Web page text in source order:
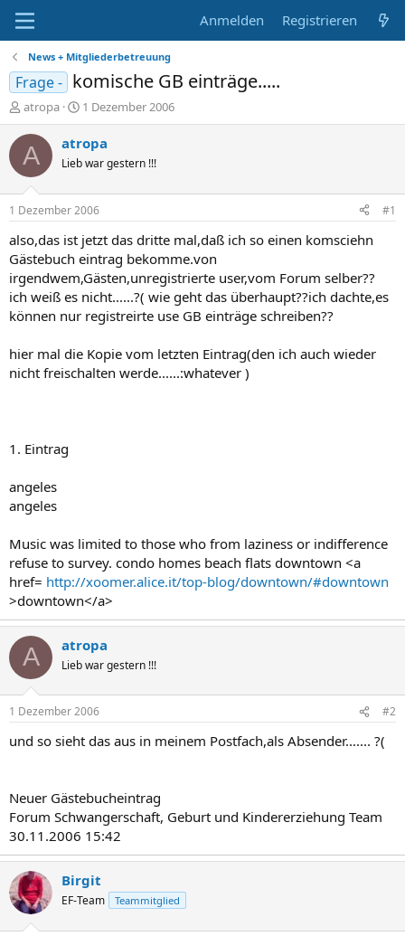
Anmelden Registrieren
News + Mitgliederbetreuung
Frage - komische GB einträge.....
E
r
s
t
l
e
r
atropa
E
r
s
e
l
t
a
m
1 Dezember 2006
A atropa
Lieb war gestern !!!
1 Dezember 2006 #1
also,das ist jetzt das dritte mal,daß ich so einen komsciehn
Gästebuch eintrag bekomme.von
irgendwem,Gästen,unregistrierte user,vom Forum selber??
ich weiß es nicht......?( wie geht das überhaupt??ich dachte,es
können nur registreirte use GB einträge schreiben??
hier mal die Kopie vom letzten Eintrag(den ich auch wieder
nicht freischalten werde......:whatever )
1. Eintrag
angeles
angeles
Music was limited to those who from laziness or indifference
refuse to survey. condo homes beach flats downtown <a
href= http://xoomer.alice.it/top-blog/downtown/#downtown
>downtown</a>
A atropa
Lieb war gestern !!!
1 Dezember 2006 #2
und so sieht das aus in meinem Postfach,als Absender....... ?(
Neuer Gästebucheintrag
Forum Schwangerschaft, Geburt und Kindererziehung Team
30.11.2006 15:42
Birgit
EF-Team Teammitglied